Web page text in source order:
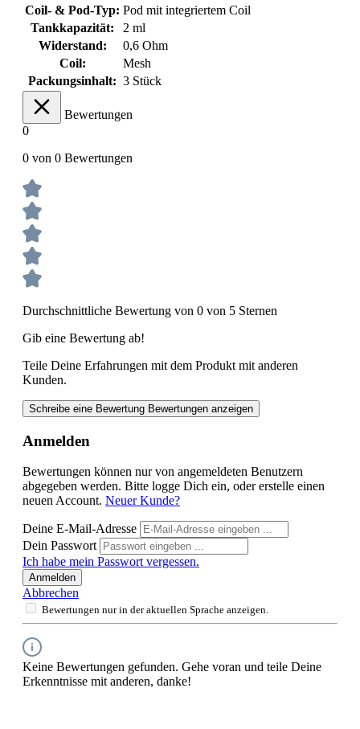
Coil- & Pod-Typ: Pod mit integriertem Coil
Tankkapazität:
2 ml
Widerstand:
0,6 Ohm
Coil:
Mesh
Packungsinhalt: 3 Stück
Bewertungen
0
0 von 0 Bewertungen
Durchschnittliche Bewertung von 0 von 5 Sternen
Gib eine Bewertung ab!
Teile Deine Erfahrungen mit dem Produkt mit anderen
Kunden.
Schreibe eine Bewertung Bewertungen anzeigen
Anmelden
Bewertungen können nur von angemeldeten Benutzern
abgegeben werden. Bitte logge Dich ein, oder erstelle einen
neuen Account. Neuer Kunde?
Deine E-Mail-Adresse
Dein Passwort
Ich habe mein Passwort vergessen.
Anmelden
Abbrechen
Bewertungen nur in der aktuellen Sprache anzeigen.
Keine Bewertungen gefunden. Gehe voran und teile Deine
Erkenntnisse mit anderen, danke!